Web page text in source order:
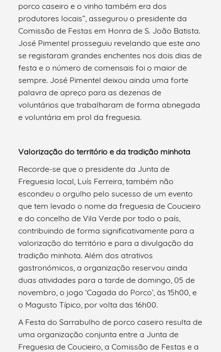
porco caseiro e o vinho também era dos
produtores locais”, assegurou o presidente da
Comissão de Festas em Honra de S. João Batista.
José Pimentel prosseguiu revelando que este ano
se registaram grandes enchentes nos dois dias de
festa e o número de comensais foi o maior de
sempre. José Pimentel deixou ainda uma forte
palavra de apreço para as dezenas de
voluntários que trabalharam de forma abnegada
e voluntária em prol da freguesia.
Valorização do território e da tradição minhota
Recorde-se que o presidente da Junta de
Freguesia local, Luís Ferreira, também não
escondeu o orgulho pelo sucesso de um evento
que tem levado o nome da freguesia de Coucieiro
e do concelho de Vila Verde por todo o país,
contribuindo de forma significativamente para a
valorização do território e para a divulgação da
tradição minhota. Além dos atrativos
gastronómicos, a organização reservou ainda
duas atividades para a tarde de domingo, 05 de
novembro, o jogo ‘Cagada do Porco’, às 15h00, e
o Magusto Típico, por volta das 16h00.
A Festa do Sarrabulho de porco caseiro resulta de
uma organização conjunta entre a Junta de
Freguesia de Coucieiro, a Comissão de Festas e a